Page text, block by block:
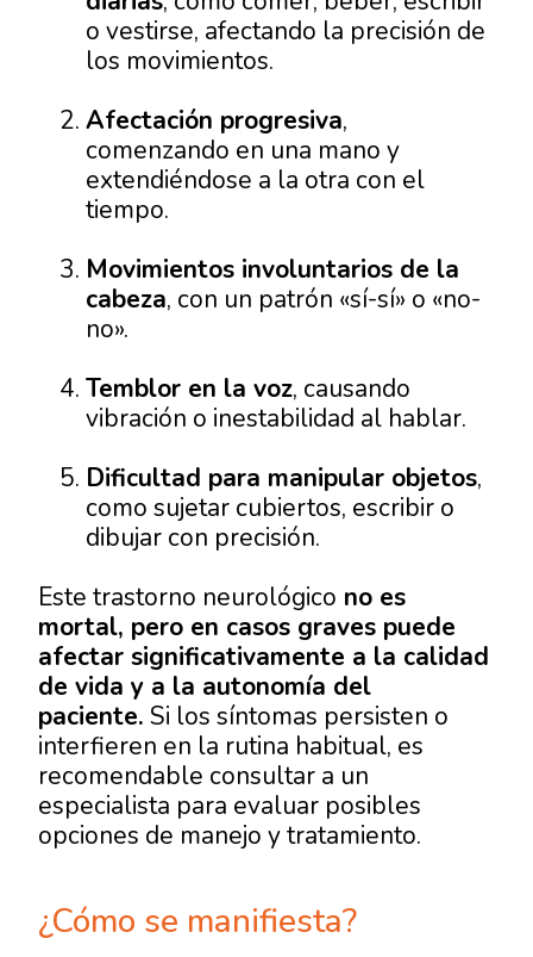
o vestirse, afectando la precisión de
los movimientos.
Afectación progresiva,
comenzando en una mano y
extendiéndose a la otra con el
tiempo.
Movimientos involuntarios de la
cabeza, con un patrón «sí-sí» o «no-
no».
Temblor en la voz, causando
vibración o inestabilidad al hablar.
Dificultad para manipular objetos,
como sujetar cubiertos, escribir o
dibujar con precisión.
Este trastorno neurológico no es
mortal, pero en casos graves puede
afectar significativamente a la calidad
de vida y a la autonomía del
paciente. Si los síntomas persisten o
interfieren en la rutina habitual, es
recomendable consultar a un
especialista para evaluar posibles
opciones de manejo y tratamiento.
¿Cómo se manifiesta?